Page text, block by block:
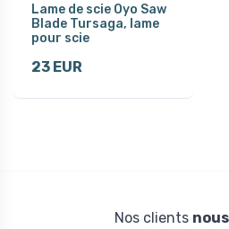
Lame de scie Oyo Saw
Blade Tursaga, lame
pour scie
23 EUR
Nos clients nous